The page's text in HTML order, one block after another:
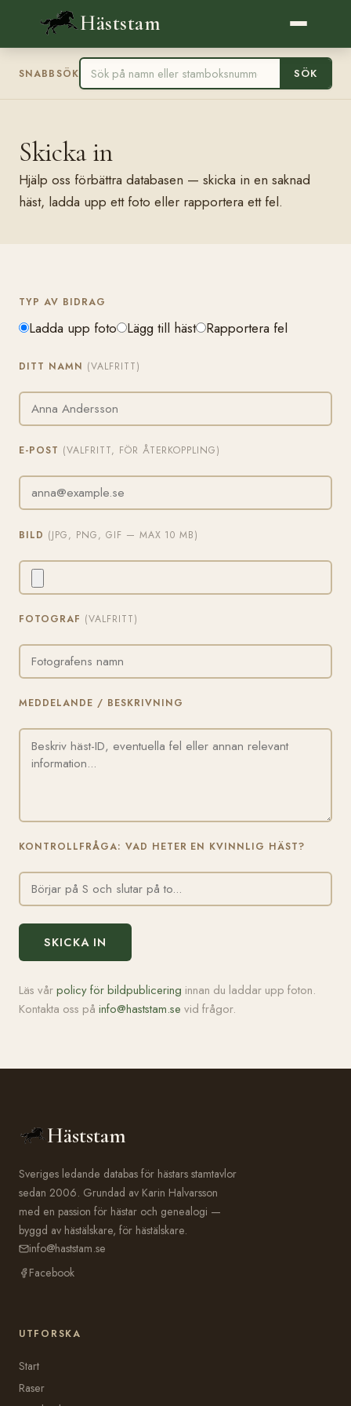
Häststam
SNABBSÖK SÖK
Skicka in
Hjälp oss förbättra databasen — skicka in en saknad
häst, ladda upp ett foto eller rapportera ett fel.
TYP AV BIDRAG
Ladda upp foto Lägg till häst Rapportera fel
DITT NAMN (VALFRITT)
E-POST (VALFRITT, FÖR ÅTERKOPPLING)
BILD (JPG, PNG, GIF — MAX 10 MB)
FOTOGRAF (VALFRITT)
MEDDELANDE / BESKRIVNING
KONTROLLFRÅGA: VAD HETER EN KVINNLIG HÄST?
SKICKA IN
Läs vårpolicy för bildpublicering innan du laddar upp foton.
Kontakta oss på info@haststam.se vid frågor.
Häststam
Sveriges ledande databas för hästars stamtavlor
sedan 2006. Grundad av Karin Halvarsson
med en passion för hästar och genealogi —
byggd av hästälskare, för hästälskare.
info@haststam.se
Facebook
UTFORSKA
Start
Raser